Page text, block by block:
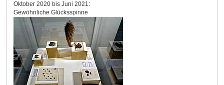
Oktober 2020 bis Juni 2021:
Gewöhnliche Glücksspinne